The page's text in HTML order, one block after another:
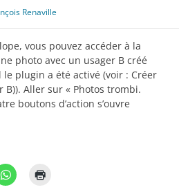
Renaville
vous pouvez accéder à la
photo avec un usager B créé
plugin a été activé (voir : Créer
Aller sur « Photos trombi.
boutons d’action s’ouvre